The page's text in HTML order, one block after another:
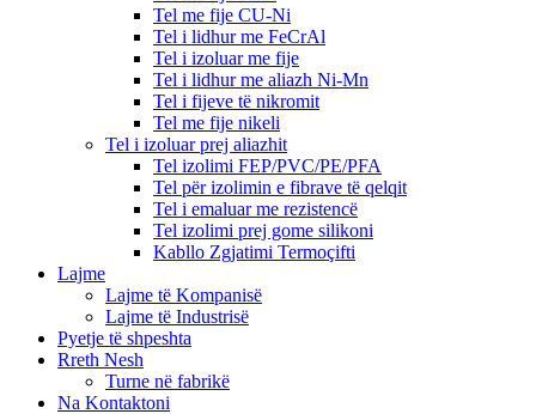
Tel me fije CU-Ni
Tel i lidhur me FeCrAl
Tel i izoluar me fije
Tel i lidhur me aliazh Ni-Mn
Tel i fijeve të nikromit
Tel me fije nikeli
Tel i izoluar prej aliazhit
Tel izolimi FEP/PVC/PE/PFA
Tel për izolimin e fibrave të qelqit
Tel i emaluar me rezistencë
Tel izolimi prej gome silikoni
Kabllo Zgjatimi Termoçifti
Lajme
Lajme të Kompanisë
Lajme të Industrisë
Pyetje të shpeshta
Rreth Nesh
Turne në fabrikë
Na Kontaktoni